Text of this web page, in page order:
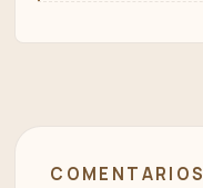
COMENTARIOS